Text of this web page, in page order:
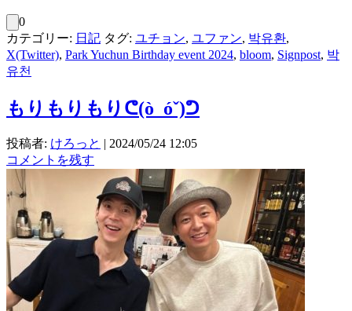
0
カテゴリー: 日記 タグ: ユチョン, ユファン, 박유환,
X(Twitter), Park Yuchun Birthday event 2024, bloom, Signpost, 박
유천
もりもりもりᕦ⁠(⁠ò⁠_⁠ó⁠ˇ⁠)⁠ᕤ
投稿者: けろっと | 2024/05/24 12:05
コメントを残す